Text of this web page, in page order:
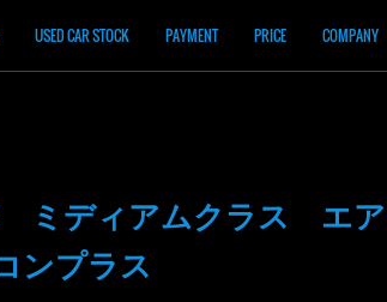
USED CAR STOCK PAYMENT PRICE COMPANY
ミディアムクラス エア
ンプラス